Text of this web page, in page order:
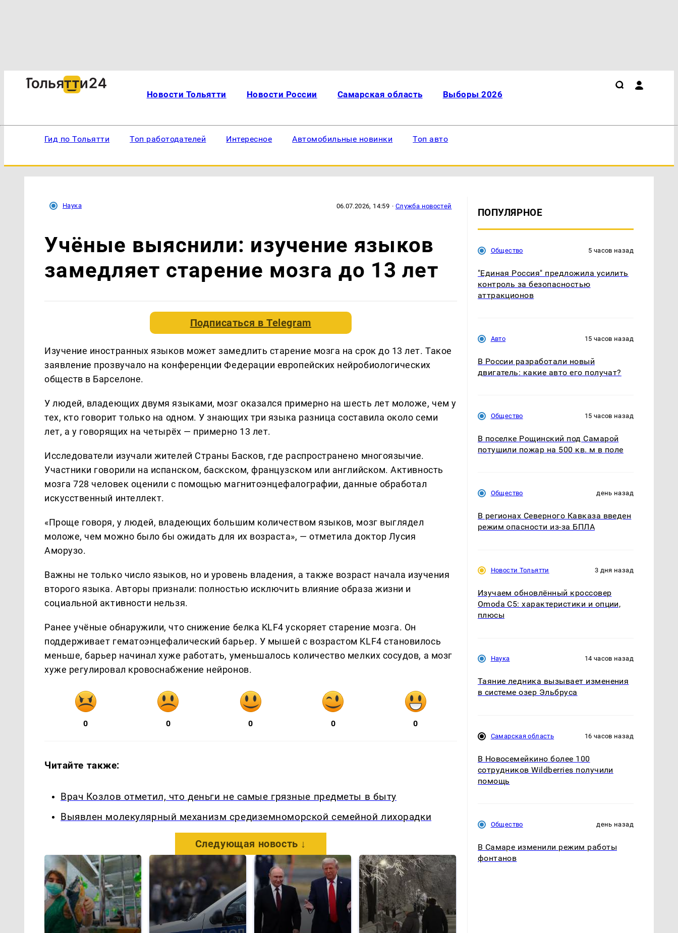
Новости Тольятти Новости России Самарская область Выборы 2026
Гид по Тольятти Топ работодателей Интересное Автомобильные новинки Топ авто
Наука 06.07.2026, 14:59 · Служба новостей
Учёные выяснили: изучение языков
замедляет старение мозга до 13 лет
Подписаться вTelegram
Изучение иностранных языков может замедлить старение мозга на срок до 13 лет. Такое
заявление прозвучало на конференции Федерации европейских нейробиологических
обществ в Барселоне.
У людей, владеющих двумя языками, мозг оказался примерно на шесть лет моложе, чем у
тех, кто говорит только на одном. У знающих три языка разница составила около семи
лет, а у говорящих на четырёх — примерно 13 лет.
Исследователи изучали жителей Страны Басков, где распространено многоязычие.
Участники говорили на испанском, баскском, французском или английском. Активность
мозга 728 человек оценили с помощью магнитоэнцефалографии, данные обработал
искусственный интеллект.
«Проще говоря, у людей, владеющих большим количеством языков, мозг выглядел
моложе, чем можно было бы ожидать для их возраста», — отметила доктор Лусия
Аморузо.
Важны не только число языков, но и уровень владения, а также возраст начала изучения
второго языка. Авторы признали: полностью исключить влияние образа жизни и
социальной активности нельзя.
Ранее учёные обнаружили, что снижение белка KLF4 ускоряет старение мозга. Он
поддерживает гематоэнцефалический барьер. У мышей с возрастом KLF4 становилось
меньше, барьер начинал хуже работать, уменьшалось количество мелких сосудов, а мозг
хуже регулировал кровоснабжение нейронов.
0 0 0 0 0
Читайте также:
Врач Козлов отметил, что деньги не самые грязные предметы в быту
Выявлен молекулярный механизм средиземноморской семейной лихорадки
Следующая новость ↓
ПОПУЛЯРНОЕ
Общество 5 часов назад
"Единая Россия" предложила усилить
контроль за безопасностью
аттракционов
Авто 15 часов назад
В России разработали новый
двигатель: какие авто его получат?
Общество 15 часов назад
В поселке Рощинский под Самарой
потушили пожар на 500 кв. м в поле
Общество день назад
В регионах Северного Кавказа введен
режим опасности из-за БПЛА
Новости Тольятти 3 дня назад
Изучаем обновлённый кроссовер
Omoda C5: характеристики и опции,
плюсы
Наука 14 часов назад
Таяние ледника вызывает изменения
в системе озер Эльбруса
Самарская область 16 часов назад
В Новосемейкино более 100
сотрудников Wildberries получили
помощь
Общество день назад
В Самаре изменили режим работы
фонтанов